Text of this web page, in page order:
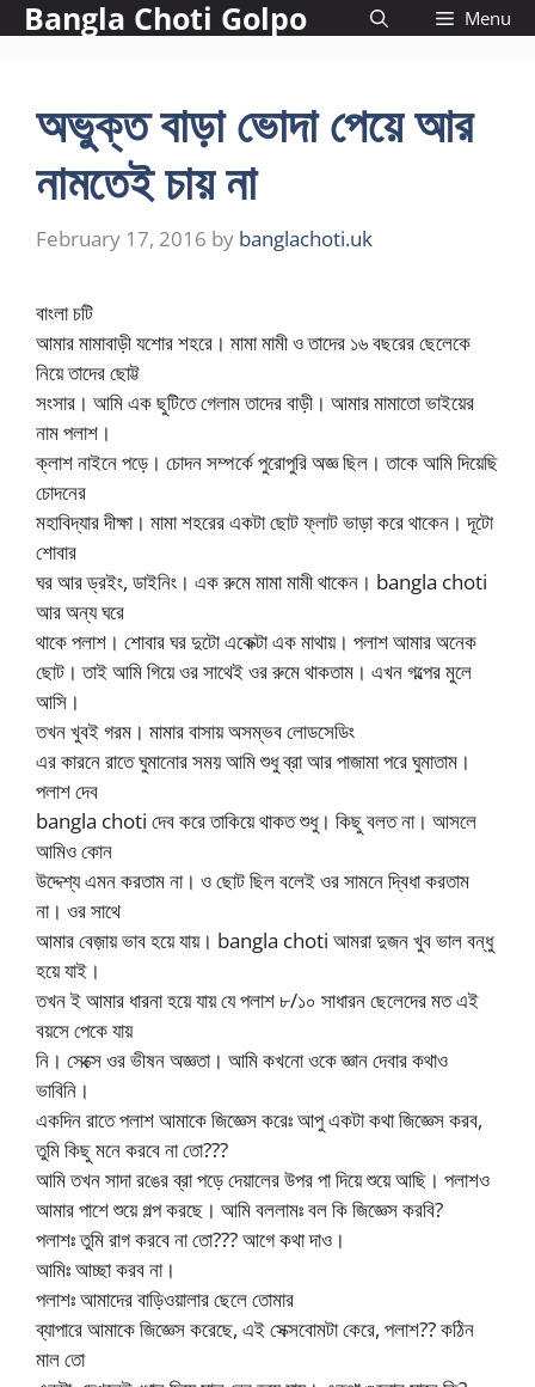
Skip
to
Bangla Choti Golpo Menu
অভুক্ত বাড়া ভোদা পেয়ে আর
নামতেই চায় না
February 17, 2016 by banglachoti.uk
বাংলা চটি
আমার মামাবাড়ী যশোর শহরে। মামা মামী ও তাদের ১৬ বছরের ছেলেকে
নিয়ে তাদের ছোট্ট
সংসার। আমি এক ছুটিতে গেলাম তাদের বাড়ী। আমার মামাতো ভাইয়ের
নাম পলাশ।
ক্লাশ নাইনে পড়ে। চোদন সম্পর্কে পুরোপুরি অজ্ঞ ছিল। তাকে আমি দিয়েছি
চোদনের
মহাবিদ্যার দীক্ষা। মামা শহরের একটা ছোট ফ্লাট ভাড়া করে থাকেন। দূটো
শোবার
ঘর আর ড্রইং, ডাইনিং। এক রুমে মামা মামী থাকেন। bangla choti
আর অন্য ঘরে
থাকে পলাশ। শোবার ঘর দুটো একেক্টা এক মাথায়। পলাশ আমার অনেক
ছোট। তাই আমি গিয়ে ওর সাথেই ওর রুমে থাকতাম। এখন গল্পের মুলে
আসি।
তখন খুবই গরম। মামার বাসায় অসম্ভব লোডসেডিং
এর কারনে রাতে ঘুমানোর সময় আমি শুধু ব্রা আর পাজামা পরে ঘুমাতাম।
পলাশ দেব
bangla choti দেব করে তাকিয়ে থাকত শুধু। কিছু বলত না। আসলে
আমিও কোন
উদ্দেশ্য এমন করতাম না। ও ছোট ছিল বলেই ওর সামনে দ্বিধা করতাম
না। ওর সাথে
আমার বেজ়ায় ভাব হয়ে যায়। bangla choti আমরা দুজন খুব ভাল বন্ধু
হয়ে যাই।
তখন ই আমার ধারনা হয়ে যায় যে পলাশ ৮/১০ সাধারন ছেলেদের মত এই
বয়সে পেকে যায়
নি। সেক্সে ওর ভীষন অজ্ঞতা। আমি কখনো ওকে জ্ঞান দেবার কথাও
ভাবিনি।
একদিন রাতে পলাশ আমাকে জিজ্ঞেস করেঃ আপু একটা কথা জিজ্ঞেস করব,
তুমি কিছু মনে করবে না তো???
আমি তখন সাদা রঙের ব্রা পড়ে দেয়ালের উপর পা দিয়ে শুয়ে আছি। পলাশও
আমার পাশে শুয়ে গল্প করছে। আমি বললামঃ বল কি জিজ্ঞেস করবি?
পলাশঃ তুমি রাগ করবে না তো??? আগে কথা দাও।
আমিঃ আচ্ছা করব না।
পলাশঃ আমাদের বাড়িওয়ালার ছেলে তোমার
ব্যাপারে আমাকে জিজ্ঞেস করেছে, এই সেক্সবোমটা কেরে, পলাশ?? কঠিন
মাল তো